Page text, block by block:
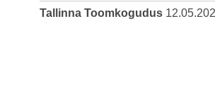
Tallinna Toomkogudus